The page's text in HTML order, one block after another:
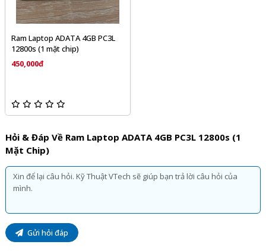
Ram Laptop ADATA 4GB PC3L
12800s (1 mặt chip)
450,000đ
Hỏi & Đáp Về Ram Laptop ADATA 4GB PC3L 12800s (1
Mặt Chip)
Gửi hỏi đáp